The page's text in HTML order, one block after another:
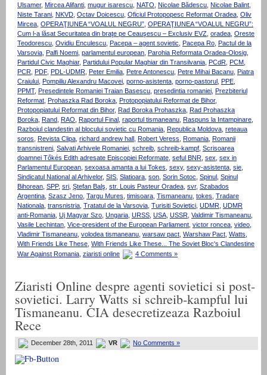
Ulsamer, Mircea Alifanti, mugur isarescu, NATO, Nicolae Bădescu, Nicolae Balint,
Niste Tarani, NKVD, Octav Doicescu, Oficiul Protopopesc Reformat Oradea, Oliv
Mircea, OPERAŢIUNEA “VOALUL NEGRU”, OPERAŢIUNEA “VOALUL NEGRU”:
Cum l-a lăsat Securitatea din braţe pe Ceauşescu – Exclusiv EVZ, oradea, Oreste
Teodorescu, Ovidiu Enculescu, Pacepa – agent sovietic, Pacepa Ro, Pactul de la
Varsovia, Palfi Noemi, parlamentul european, Parohia Reformata Oradea-Olosig,
Partidul Civic Maghiar, Partidului Popular Maghiar din Transilvania, PCdR, PCM,
PCR, PDF, PDL-UDMR, Peter Emilia, Petre Antonescu, Petre Mihai Bacanu, Piatra
Craiului, Pompiliu Alexandru Macovei, porno-asistenta, porno-pastorul , PPE,
PPMT, Presedintele Romaniei Traian Basescu, presedintia romaniei, Prezbiteriul
Reformat, Prohaszka Rad Boroka, Protopopiatului Reformat de Bihor,
Protopopiatului Reformat din Bihor, Rad Boroka Prohaszka, Rad Prohaszka
Boroka, Rand, RAO, Raportul Final , raportul tismaneanu, Raspuns la Intampinare,
Razboiul clandestin al blocului sovietic cu Romania, Republica Moldova, reteaua
soros, Revista Clipa, richard andrew hall , Robert Veress, Romania, Romanii
transnistreni, Salvati Arhivele Romaniei, schreib, schreib-kampf, Scrisoarea
doamnei Tőkés Edith adresate Episcopiei Reformate, seful BNR, sex, sex in
Parlamentul European, sexoasa amanta a lui Tokes, sexy, sexy-asistenta, sie,
Sindicatul National al Arhivelor, SIS, Slatioara, son, Sorin Sotoc, Spinul , Spinul
Bihorean, SPP, sri, Ştefan Balş, str. Louis Pasteur Oradea, svr, Szabados
Argentina, Szasz Jeno, Targu Mures, timisoara, Tismaneanu, tokes, Tradare
Nationala, transnistria, Tratatul de la Varsovia, Turisiti Sovietici, UDMR, UDMR
anti-Romania, Uj Magyar Szo, Ungaria, URSS, USA, USSR, Valdimir Tismaneanu,
Vasile Lechintan, Vice-president of the European Parliament, victor roncea, video,
Vladimir Tismaneanu, volodea tismaneanu, warsaw pact, Warshaw Pact, Watts,
With Friends Like These, With Friends Like These... The Soviet Bloc's Clandestine
War Against Romania ziaristi online 4 Comments »
Ziaristi Online despre agenti sovietici si post-
sovietici. Larry Watts si schreib-kampful lui
Tismaneanu. CIA desecretizeaza Razboiul
Rece
December 28th, 2011 VR No Comments »